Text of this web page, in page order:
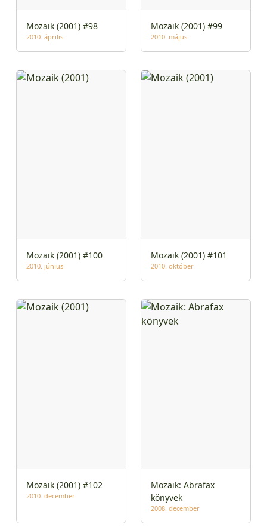
Mozaik (2001) #98
2010. április
Mozaik (2001) #99
2010. május
Mozaik (2001) #100
2010. június
Mozaik (2001) #101
2010. október
Mozaik (2001) #102
2010. december
Mozaik: Abrafax
könyvek
2008. december